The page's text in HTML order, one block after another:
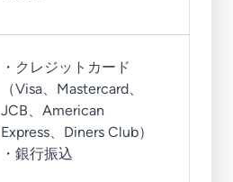
・クレジットカード
（Visa、Mastercard、
JCB、American
Express、Diners Club）
・銀行振込